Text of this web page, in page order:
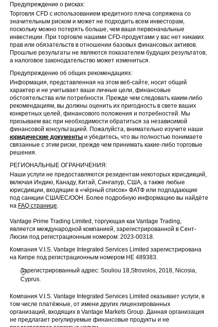
Предупреждение о рисках:
Торговля CFD с использованием кредитного плеча сопряжена со
значительным риском и может не подходить всем инвесторам,
поскольку можно потерять больше, чем ваши первоначальные
инвестиции. При торговле нашими CFD-продуктами у вас нет никаких
прав или обязательств в отношении базовых финансовых активов.
Прошлые результаты не являются показателем будущих результатов,
а налоговое законодательство может измениться.
Предупреждение об общих рекомендациях:
Информация, представленная на этом веб-сайте, носит общий
характер и не учитывает ваши личные цели, финансовые
обстоятельства или потребности. Прежде чем следовать каким-либо
рекомендациям, вы должны оценить их пригодность в свете ваших
конкретных целей, финансового положения и потребностей. Мы
призываем вас при необходимости обратиться за независимой
финансовой консультацией. Пожалуйста, внимательно изучите наши
юридические документы и убедитесь, что вы полностью понимаете
связанные с этим риски, прежде чем принимать какие-либо торговые
решения.
РЕГИОНАЛЬНЫЕ ОГРАНИЧЕНИЯ:
Наши услуги не предоставляются резидентам некоторых юрисдикций,
включая Индию, Канаду, Китай, Сингапур, США, а также любые
юрисдикции, входящие в «чёрный список» ФАТФ или подпадающие
под санкции США/ЕС/ООН. Более подробную информацию вы найдёте
на FAQ странице.
Vantage Prime Trading Limited, торгующая как Vantage Trading,
является международной компанией, зарегистрированной в Сент-
Люсии под регистрационным номером: 2023-00318.
Компания V.I.S. Vantage Integrated Services Limited зарегистрирована
на Кипре под регистрационным номером HE 489383.
Зарегистрированный адрес: Souliou 18,Strovolos, 2018, Nicosia,
Cyprus.
Компания V.I.S. Vantage Integrated Services Limited оказывает услуги, в
том числе платёжные, от имени других лицензированных
организаций, входящих в Vantage Markets Group. Данная организация
не предлагает регулируемые финансовые продукты и не